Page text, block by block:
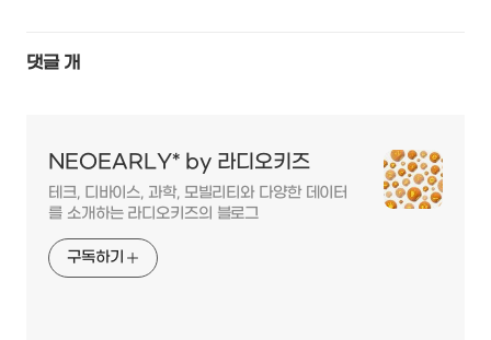
댓글 개
NEOEARLY* by 라디오키즈
테크, 디바이스, 과학, 모빌리티와 다양한 데이터
를 소개하는 라디오키즈의 블로그
구독하기